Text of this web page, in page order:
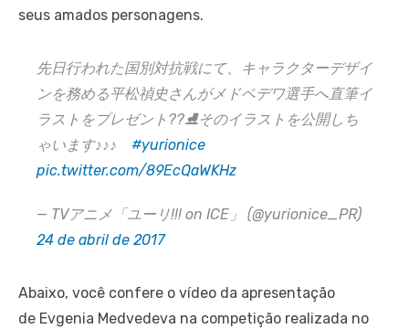
seus amados personagens.
先日行われた国別対抗戦にて、キャラクターデザイ
ンを務める平松禎史さんがメドベデワ選手へ直筆イ
ラストをプレゼント??⛸️そのイラストを公開しち
ゃいます♪♪♪ #yurionice
pic.twitter.com/89EcQaWKHz
— TVアニメ「ユーリ!!! on ICE」 (@yurionice_PR)
24 de abril de 2017
Abaixo, você confere o vídeo da apresentação
de Evgenia Medvedeva na competição realizada no